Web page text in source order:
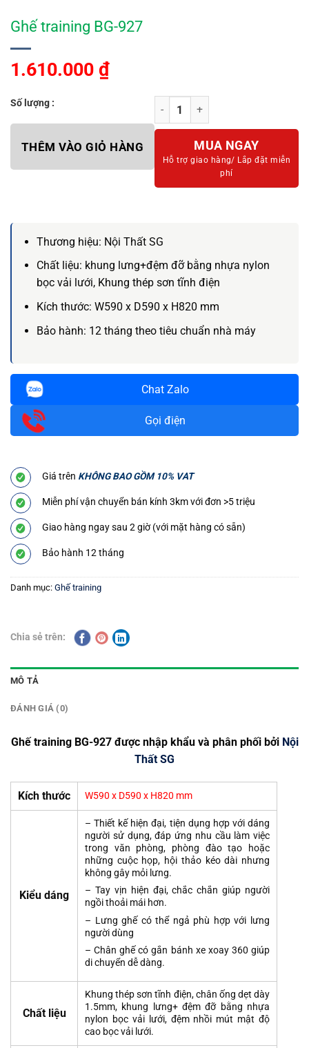
Ghế training BG-927
1.610.000 ₫
Số lượng : Ghế training BG-927 số lượng
THÊM VÀO GIỎ HÀNG MUA NGAY
Hỗ trợ giao hàng/ Lắp đặt miễn
phí
Thương hiệu: Nội Thất SG
Chất liệu: khung lưng+đệm đỡ bằng nhựa nylon
bọc vải lưới, Khung thép sơn tĩnh điện
Kích thước: W590 x D590 x H820 mm
Bảo hành: 12 tháng theo tiêu chuẩn nhà máy
Chat Zalo
Gọi điện
Giá trên KHÔNG BAO GỒM 10% VAT
Miễn phí vận chuyển bán kính 3km với đơn >5 triệu
Giao hàng ngay sau 2 giờ (với mặt hàng có sẵn)
Bảo hành 12 tháng
Danh mục: Ghế training
Chia sẻ trên:
MÔ TẢ
ĐÁNH GIÁ (0)
Ghế training BG-927 được nhập khẩu và phân phối bởi Nội
Thất SG
Kích thước W590 x D590 x H820 mm
Kiểu dáng
– Thiết kế hiện đại, tiện dụng hợp với dáng
người sử dụng, đáp ứng nhu cầu làm việc
trong văn phòng, phòng đào tạo hoặc
những cuộc họp, hội thảo kéo dài nhưng
không gây mỏi lưng.
– Tay vịn hiện đại, chắc chắn giúp người
ngồi thoải mái hơn.
– Lưng ghế có thể ngả phù hợp với lưng
người dùng
– Chân ghế có gắn bánh xe xoay 360 giúp
di chuyển dễ dàng.
Chất liệu
Khung thép sơn tĩnh điện, chân ống dẹt dày
1.5mm, khung lưng+ đệm đỡ bằng nhựa
nylon bọc vải lưới, đệm nhồi mút mật độ
cao bọc vải lưới.